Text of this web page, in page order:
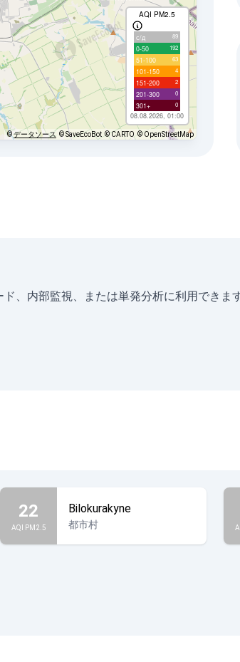
AQI PM2.5
с/д 89
0-50 192
51-100 63
101-150 4
151-200 2
201-300 0
301+ 0
08.08.2026, 01:00
©データソース © SaveEcoBot © CARTO © OpenStreetMap
、内部監視、または単発分析に利用できます
22
AQI PM2.5
Bilokurakyne
都市村